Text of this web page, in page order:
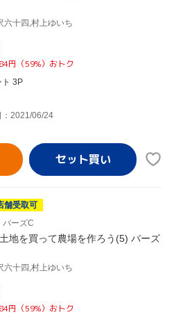
六十四,村上ゆいち
円（59%）おトク
ト 3P
：2021/06/24
舗受取可
バーズC
地を買って農場を作ろう(5) バーズ
六十四,村上ゆいち
円（59%）おトク